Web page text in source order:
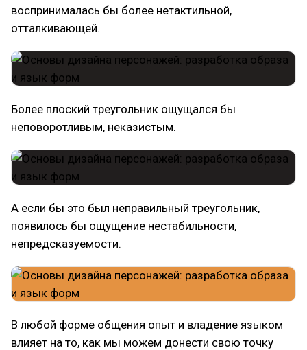
воспринималась бы более нетактильной,
отталкивающей.
Более плоский треугольник ощущался бы
неповоротливым, неказистым.
А если бы это был неправильный треугольник,
появилось бы ощущение нестабильности,
непредсказуемости.
В любой форме общения опыт и владение языком
влияет на то, как мы можем донести свою точку